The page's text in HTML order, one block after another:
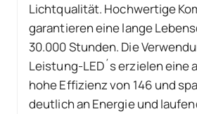
Lichtqualität. Hochwertige
garantieren eine lange
30.000 Stunden. Die
Leistung-LED´s erzielen eine
hohe Effizienz von 146 und
deutlich an Energie und